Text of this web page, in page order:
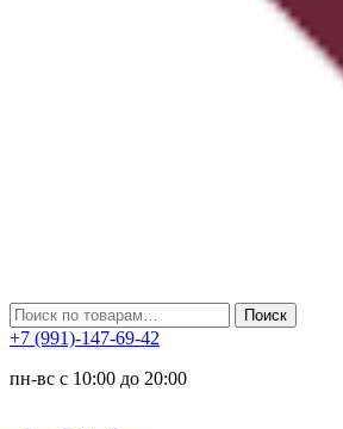
Искать: Поиск
+7 (991)-147-69-42
пн-вс с 10:00 до 20:00